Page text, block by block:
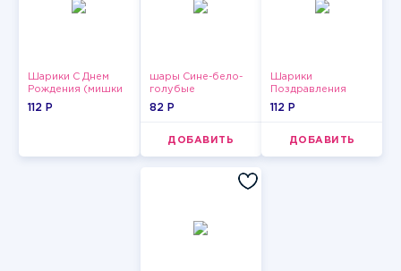
Шарики С Днем
Рождения (мишки
и тортики)
112 P
шары Сине-бело-
голубые
пастельные
82 P
ДОБАВИТЬ
Шарики
Поздравления
112 P
ДОБАВИТЬ